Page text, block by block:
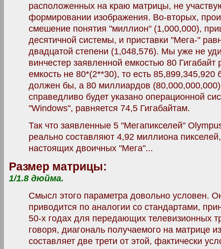
расположенных на краю матрицы, не
формировании изображения. Во-вторых,
смешение понятия "миллион" (1,000,000),
десятичной системы, и приставки "Мега-"
двадцатой степени (1,048,576). Мы уже не
винчестер заявленной емкостью 80 Гигабайт
емкость не 80*(2**30), то есть 85,899,345,920
должен бы, а 80 миллиардов
справедливо будет указано операционной
"Windows", равняется 74,5 Гигабайтам.
Так что заявленные 5 "Мегапикселей"
реально составляют 4,92 миллиона
настоящих двоичных "Мега"...
Размер матрицы:
1/1.8 дюйма.
Смысл этого параметра довольно условен.
приводится по аналогии со стандартами,
50-х годах для передающих телевизионных
говоря, диагональ получаемого на матрице
составляет две трети от этой, фактически